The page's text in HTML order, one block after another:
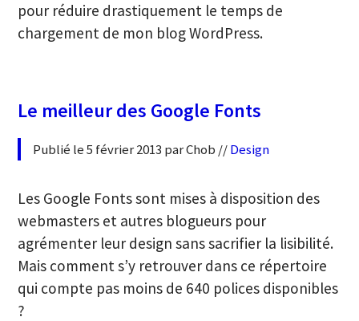
pour réduire drastiquement le temps de
chargement de mon blog WordPress.
Le meilleur des Google Fonts
Publié le 5 février 2013 par Chob //Design
Les Google Fonts sont mises à disposition des
webmasters et autres blogueurs pour
agrémenter leur design sans sacrifier la lisibilité.
Mais comment s’y retrouver dans ce répertoire
qui compte pas moins de 640 polices disponibles
?